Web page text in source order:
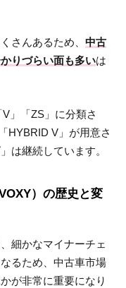
さんあるため、中古
りづらい面も多いは
」「ZS」に分類さ
HYBRID V」が用意さ
は継続しています。
）の歴史と変
細かなマイナーチェ
るため、中古車市場
が非常に重要になり